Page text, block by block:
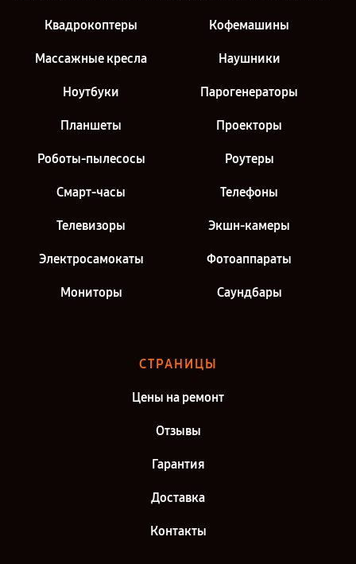
Квадрокоптеры Кофемашины
Массажные кресла Наушники
Ноутбуки Парогенераторы
Планшеты Проекторы
Роботы-пылесосы Роутеры
Смарт-часы Телефоны
Телевизоры Экшн-камеры
Электросамокаты Фотоаппараты
Мониторы Саундбары
СТРАНИЦЫ
Цены на ремонт
Отзывы
Гарантия
Доставка
Контакты